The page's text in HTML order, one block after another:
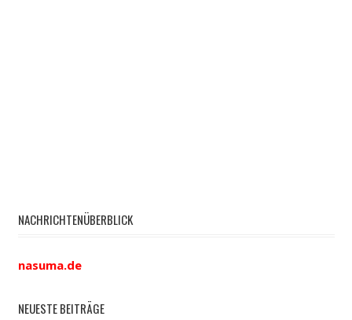
NACHRICHTENÜBERBLICK
nasuma.de
NEUESTE BEITRÄGE